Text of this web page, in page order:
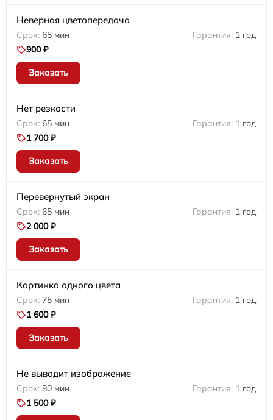
Неверная цветопередача
65 мин
1 год
900 ₽
Заказать
Нет резкости
65 мин
1 год
1 700 ₽
Заказать
Перевернутый экран
65 мин
1 год
2 000 ₽
Заказать
Картинка одного цвета
75 мин
1 год
1 600 ₽
Заказать
Не выводит изображение
80 мин
1 год
1 500 ₽